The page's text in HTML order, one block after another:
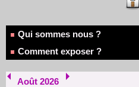
Qui sommes nous ?
Comment exposer ?
Août 2026